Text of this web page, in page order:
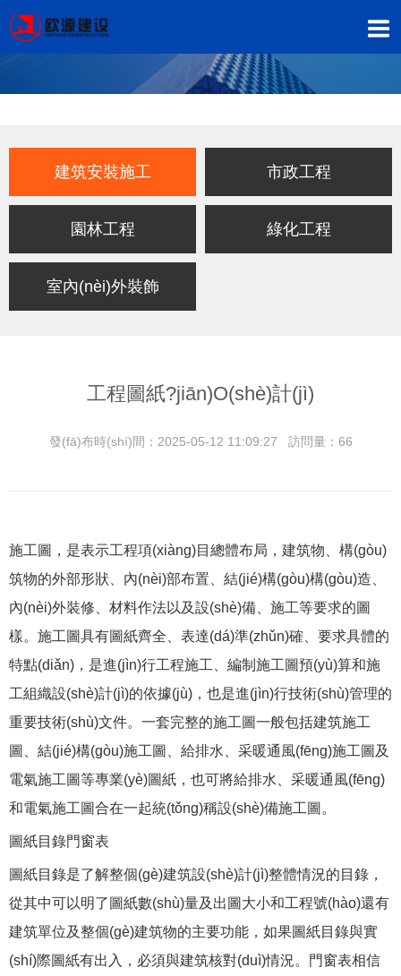
建筑安裝施工 市政工程
園林工程 綠化工程
室內(nèi)外裝飾
工程圖紙?jiān)O(shè)計(jì)
發(fā)布時(shí)間：2025-05-12 11:09:27 訪問量：66
施工圖，是表示工程項(xiàng)目總體布局，建筑物、構(gòu)
筑物的外部形狀、內(nèi)部布置、結(jié)構(gòu)構(gòu)造、
內(nèi)外裝修、材料作法以及設(shè)備、施工等要求的圖
樣。施工圖具有圖紙齊全、表達(dá)準(zhǔn)確、要求具體的
特點(diǎn)，是進(jìn)行工程施工、編制施工圖預(yù)算和施
工組織設(shè)計(jì)的依據(jù)，也是進(jìn)行技術(shù)管理的
重要技術(shù)文件。一套完整的施工圖一般包括建筑施工
圖、結(jié)構(gòu)施工圖、給排水、采暖通風(fēng)施工圖及
電氣施工圖等專業(yè)圖紙，也可將給排水、采暖通風(fēng)
和電氣施工圖合在一起統(tǒng)稱設(shè)備施工圖。
圖紙目錄門窗表
圖紙目錄是了解整個(gè)建筑設(shè)計(jì)整體情況的目錄，
從其中可以明了圖紙數(shù)量及出圖大小和工程號(hào)還有
建筑單位及整個(gè)建筑物的主要功能，如果圖紙目錄與實
(shí)際圖紙有出入，必須與建筑核對(duì)情況。門窗表相信